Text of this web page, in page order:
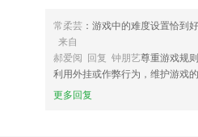
常柔芸 ：游戏中的难度设置恰到
来自
郝爱阅 回复 钟朋艺尊重游戏规
利用外挂或作弊行为，维护游戏
更多回复